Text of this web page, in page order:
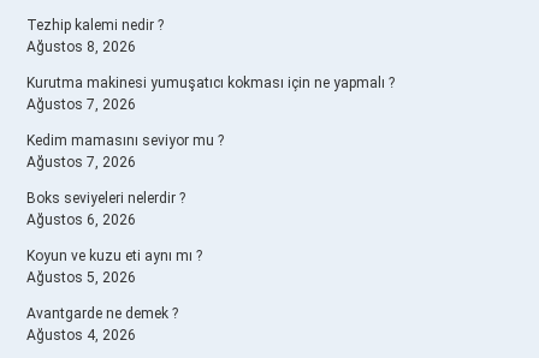
Tezhip kalemi nedir ?
Ağustos 8, 2026
Kurutma makinesi yumuşatıcı kokması için ne yapmalı ?
Ağustos 7, 2026
Kedim mamasını seviyor mu ?
Ağustos 7, 2026
Boks seviyeleri nelerdir ?
Ağustos 6, 2026
Koyun ve kuzu eti aynı mı ?
Ağustos 5, 2026
Avantgarde ne demek ?
Ağustos 4, 2026